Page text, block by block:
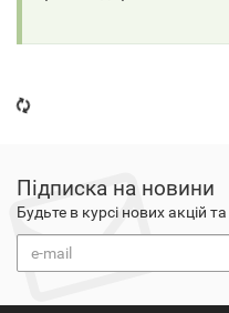
Підписка на новини
Будьте в курсі нових акцій